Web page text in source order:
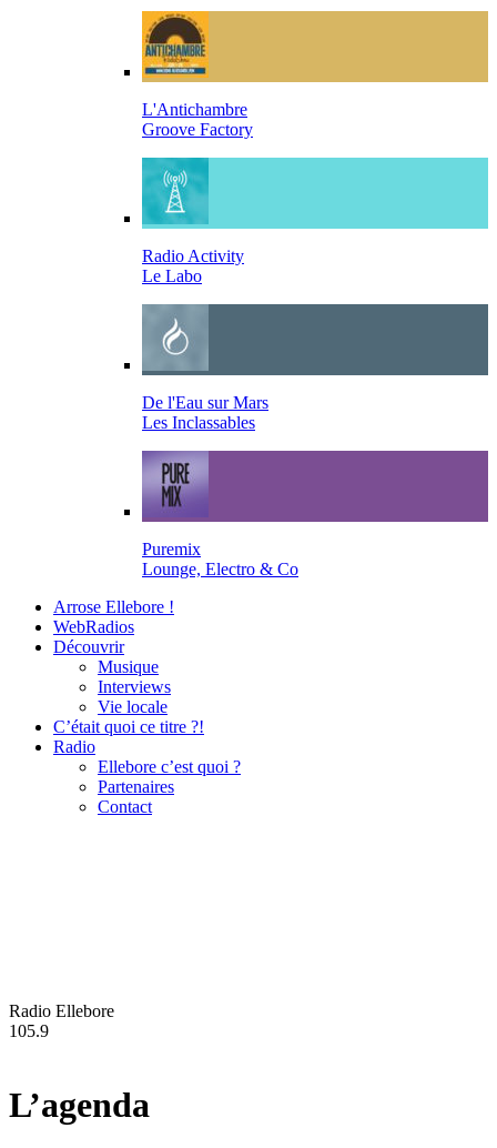
L'Antichambre
Groove Factory
Radio Activity
Le Labo
De l'Eau sur Mars
Les Inclassables
Puremix
Lounge, Electro & Co
Arrose Ellebore !
WebRadios
Découvrir
Musique
Interviews
Vie locale
C’était quoi ce titre ?!
Radio
Ellebore c’est quoi ?
Partenaires
Contact
Radio Ellebore
105.9
L’agenda